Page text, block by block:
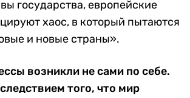
государства, европейские
хаос, в который пытаются
и новые страны».
возникли не сами по себе.
того, что мир